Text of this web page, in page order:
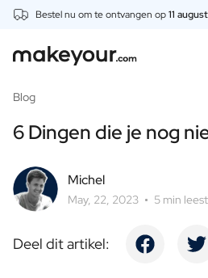
Bestel nu om te ontvangen op11
Dranken
Gepersonaliseerde Gin
Gepersonaliseerde Wodka
Gepersonaliseerde Limoncello
Gepersonaliseerde Spritz
Gepersonaliseerde Vermouth
Gepersonaliseerde Tequila
Bieren
Blog
6 Dingen die je nog
Michel
May, 22, 2023 5 min
Deel dit artikel: